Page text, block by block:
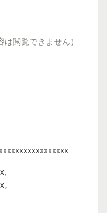
閲覧できません）